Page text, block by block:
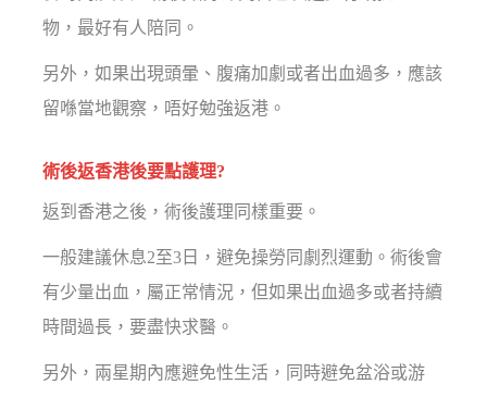
物，最好有人陪同。
另外，如果出現頭暈、腹痛加劇或者出血過多，應該
留喺當地觀察，唔好勉強返港。
術後返香港後要點護理?
返到香港之後，術後護理同樣重要。
一般建議休息2至3日，避免操勞同劇烈運動。術後會
有少量出血，屬正常情況，但如果出血過多或者持續
時間過長，要盡快求醫。
另外，兩星期內應避免性生活，同時避免盆浴或游